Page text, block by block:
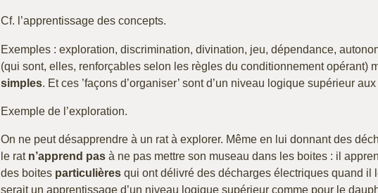
Cf. l’apprentissage des concepts.
Exemples : exploration, discrimination, divination, jeu, dépendance,
(qui sont, elles, renforçables selon les règles du conditionnement opérant)
simples. Et ces ’façons d’organiser’ sont d’un niveau logique supérieur
Exemple de l’exploration.
On ne peut désapprendre à un rat à explorer. Même en lui donnant des
le rat n’apprend pas à ne pas mettre son museau dans les boites : il
des boites particulières qui ont délivré des décharges électriques quand
serait un apprentissage d’un niveau logique supérieur comme pour le